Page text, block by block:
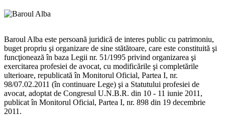
Baroul Alba este persoană juridică de interes public cu patrimoniu,
buget propriu şi organizare de sine stătătoare, care este constituită şi
funcţionează în baza Legii nr. 51/1995 privind organizarea şi
exercitarea profesiei de avocat, cu modificările şi completările
ulterioare, republicată în Monitorul Oficial, Partea I, nr.
98/07.02.2011 (în continuare Lege) şi a Statutului profesiei de
avocat, adoptat de Congresul U.N.B.R. din 10 - 11 iunie 2011,
publicat în Monitorul Oficial, Partea I, nr. 898 din 19 decembrie
2011.